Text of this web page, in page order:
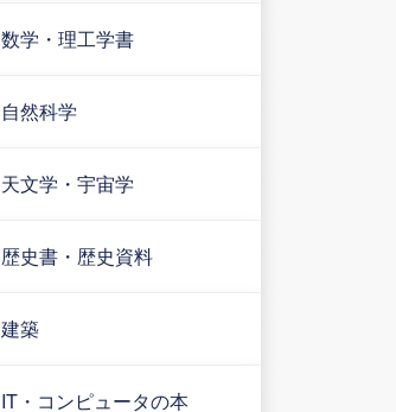
数学・理工学書
自然科学
天文学・宇宙学
歴史書・歴史資料
建築
IT・コンピュータの本